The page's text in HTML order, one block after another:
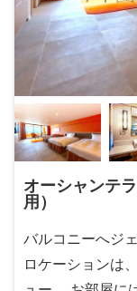
オーシャンテ
用）
バルコニーへジ
ロケーションは